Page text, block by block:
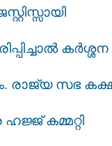
കർശ്ശന
രാജ്യ സഭ
കമ്മറ്റി